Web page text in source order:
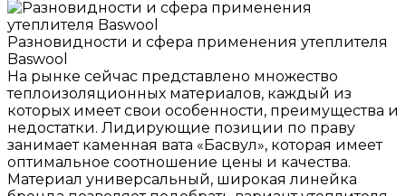
Разновидности и сфера применения утеплителя
Baswool
На рынке сейчас представлено множество
теплоизоляционных материалов, каждый из
которых имеет свои особенности, преимущества и
недостатки. Лидирующие позиции по праву
занимает каменная вата «Басвул», которая имеет
оптимальное соотношение цены и качества.
Материал универсальный, широкая линейка